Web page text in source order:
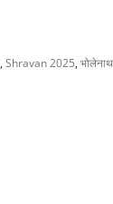
,Shravan 2025,भोलेनाथ